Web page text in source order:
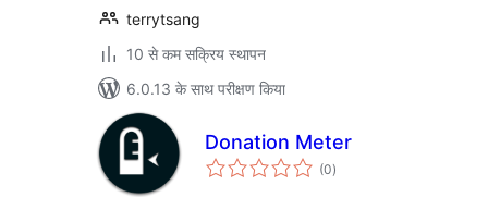
terrytsang
10 से कम सक्रिय स्थापन
6.0.13 के साथ परीक्षण किया
Donation Meter
(0कुल
दर)